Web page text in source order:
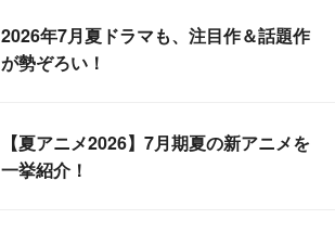
2026年7月夏ドラマも、注目作＆話題作
が勢ぞろい！
【夏アニメ2026】7月期夏の新アニメを
一挙紹介！